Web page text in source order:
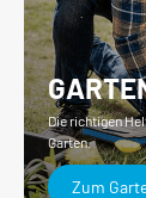
Die richtigen
Garten.
Zum